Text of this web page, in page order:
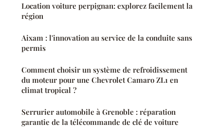
Location voiture perpignan: explorez facilement la
région
Aixam : l'innovation au service de la conduite sans
permis
Comment choisir un système de refroidissement
du moteur pour une Chevrolet Camaro ZL1 en
climat tropical ?
Serrurier automobile à Grenoble : réparation
garantie de la télécommande de clé de voiture